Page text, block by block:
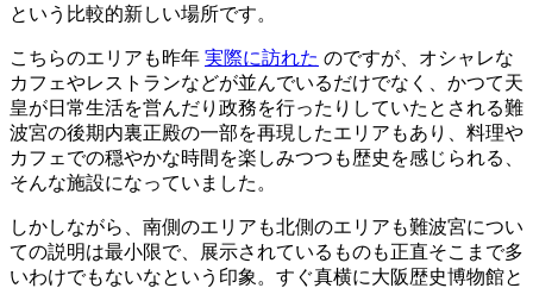
という比較的新しい場所です。
こちらのエリアも昨年 実際に訪れた のですが、オシャレな
カフェやレストランなどが並んでいるだけでなく、かつて天
皇が日常生活を営んだり政務を行ったりしていたとされる難
波宮の後期内裏正殿の一部を再現したエリアもあり、料理や
カフェでの穏やかな時間を楽しみつつも歴史を感じられる、
そんな施設になっていました。
しかしながら、南側のエリアも北側のエリアも難波宮につい
ての説明は最小限で、展示されているものも正直そこまで多
いわけでもないなという印象。すぐ真横に大阪歴史博物館と